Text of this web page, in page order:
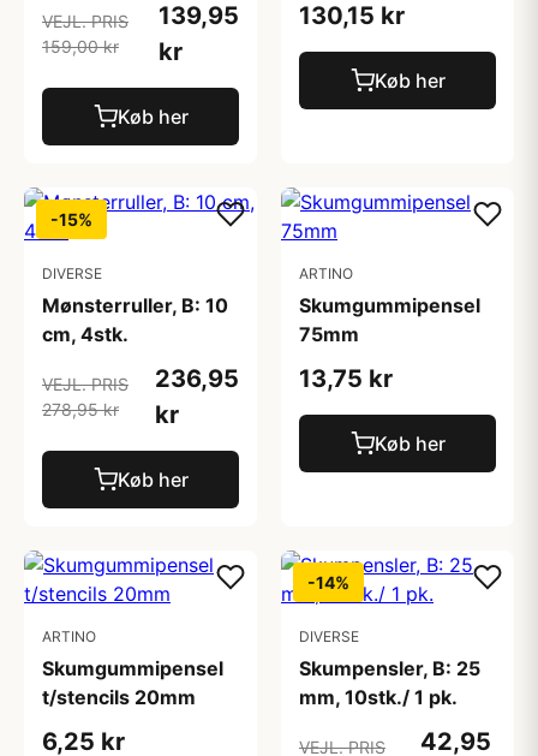
VEJL. PRIS
159,00 kr
139,95
kr
Køb her
130,15 kr
Køb her
-15%
DIVERSE
Mønsterruller, B: 10
cm, 4stk.
VEJL. PRIS
278,95 kr
236,95
kr
Køb her
ARTINO
Skumgummipensel
75mm
13,75 kr
Køb her
ARTINO
Skumgummipensel
t/stencils 20mm
6,25 kr
-14%
DIVERSE
Skumpensler, B: 25
mm, 10stk./ 1 pk.
VEJL. PRIS 42,95